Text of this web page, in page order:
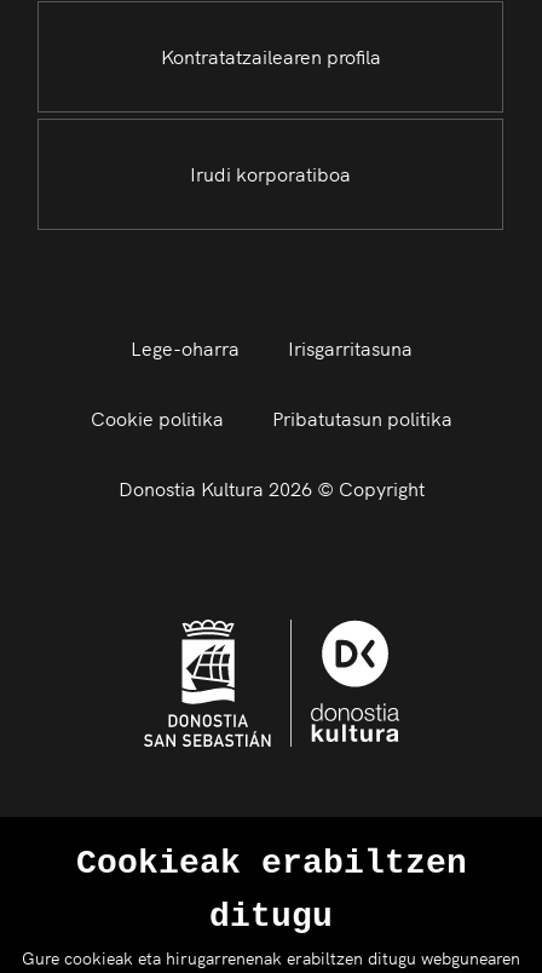
Kontratatzailearen profila
Irudi korporatiboa
Lege-oharra Irisgarritasuna
Cookie politika Pribatutasun politika
Donostia Kultura 2026 © Copyright
Cookieak erabiltzen
ditugu
Gure cookieak eta hirugarrenenak erabiltzen ditugu webgunearen